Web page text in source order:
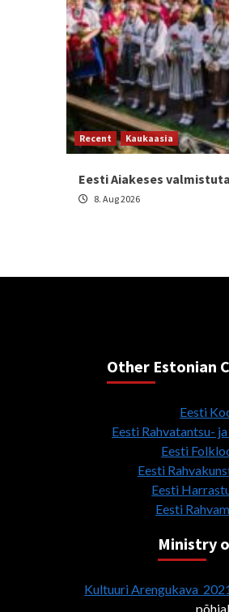
Recent Kaukaasia
Eesti Aiakeses
8. Aug 2026
Other Estonian
Eesti
Eesti Rahvatantsu-
Eesti
Eesti
Eesti
Eesti
Ministry
Kultuuri Arengukava